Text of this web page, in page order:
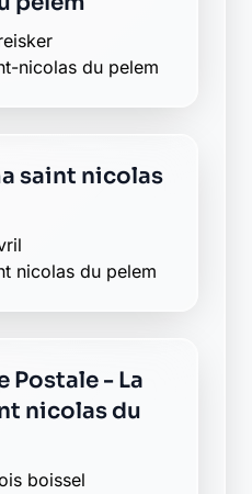
nicolas du pelem
saint nicolas
nicolas du pelem
Postale - La
nicolas du
boissel